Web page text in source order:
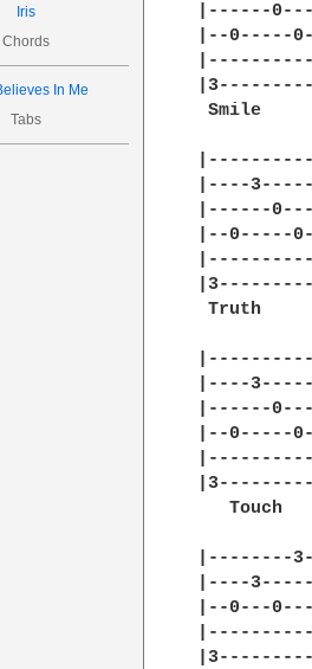
Iris
Chords
In Me
Tabs
|------
|--0-----
Smile
|----
|------
|--0-----
Truth
|----
|------
|--0-----
Touch
|--------
|----
|--0---